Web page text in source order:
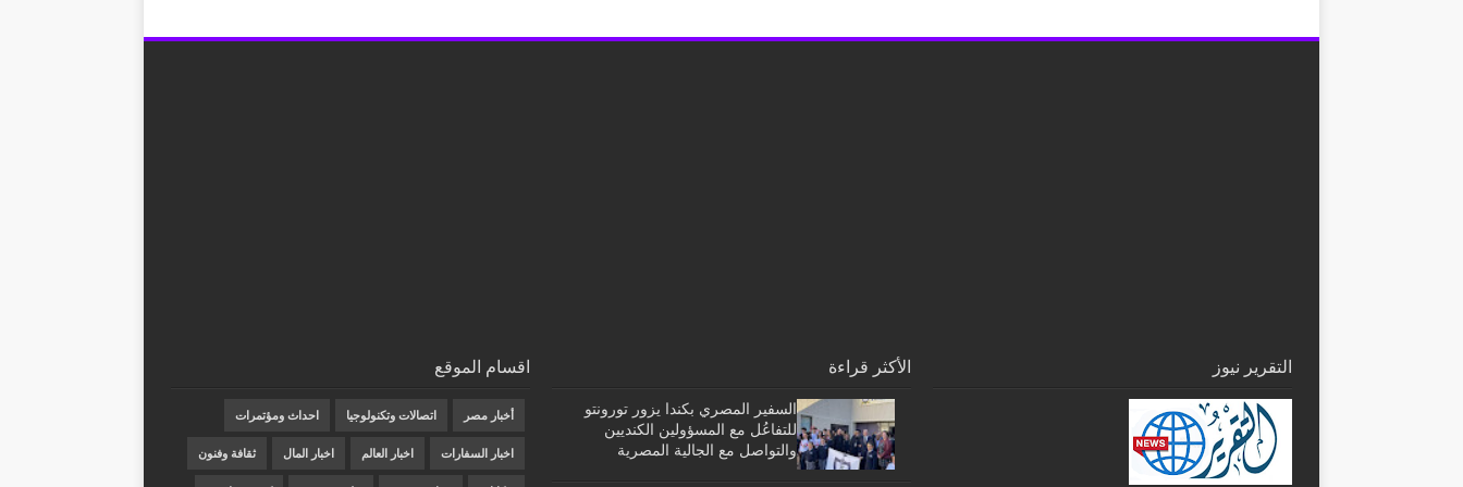
التقرير نيوز الأكثر قراءة
السفير المصري بكندا يزور تورونتو
للتفاعُل مع المسؤولين الكنديين
والتواصل مع الجالية المصرية
اقسام الموقع
أخبار مصر اتصالات وتكنولوجيا احداث ومؤتمرات
اخبار السفارات اخبار العالم اخبار المال ثقافة وفنون